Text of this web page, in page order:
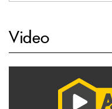
Video